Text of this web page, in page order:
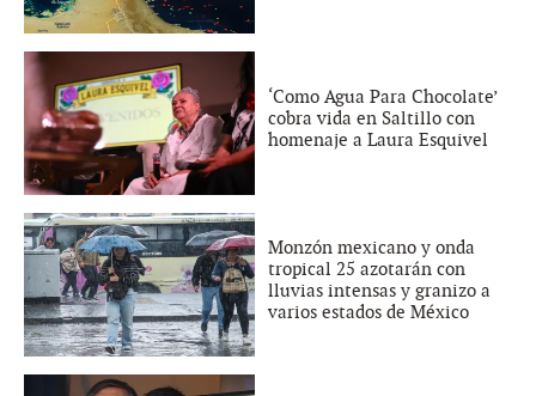
‘Como Agua Para Chocolate’
cobra vida en Saltillo con
homenaje a Laura Esquivel
Monzón mexicano y onda
tropical 25 azotarán con
lluvias intensas y granizo a
varios estados de México